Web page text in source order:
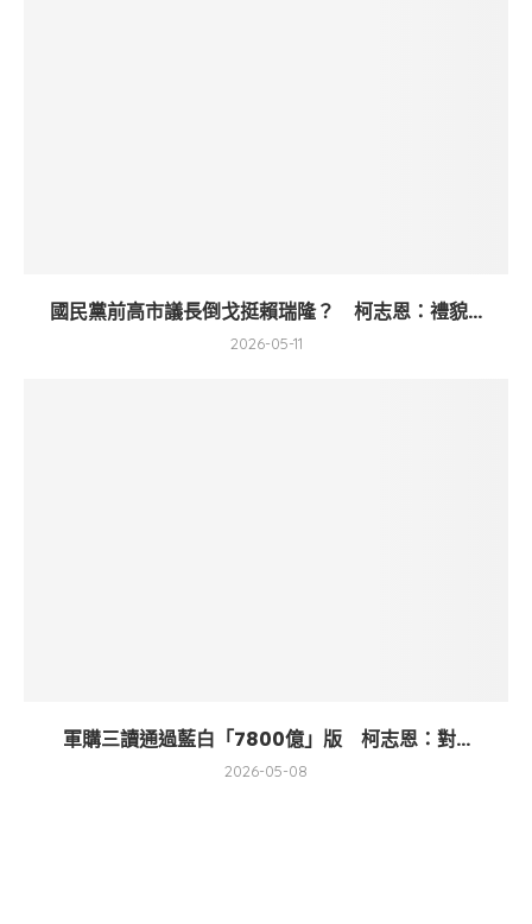
國民黨前高市議長倒戈挺賴瑞隆？ 柯志恩：禮貌...
2026-05-11
軍購三讀通過藍白「7800億」版 柯志恩：對...
2026-05-08